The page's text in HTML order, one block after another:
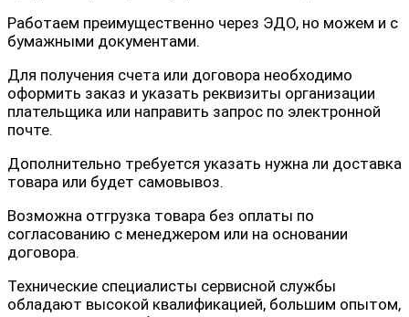
Работаем преимущественно через ЭДО, но можем и с
бумажными документами.
Для получения счета или договора необходимо
оформить заказ и указать реквизиты организации
плательщика или направить запрос по электронной
почте.
Дополнительно требуется указать нужна ли доставка
товара или будет самовывоз.
Возможна отгрузка товара без оплаты по
согласованию с менеджером или на основании
договора.
Технические специалисты сервисной службы
обладают высокой квалификацией, большим опытом,